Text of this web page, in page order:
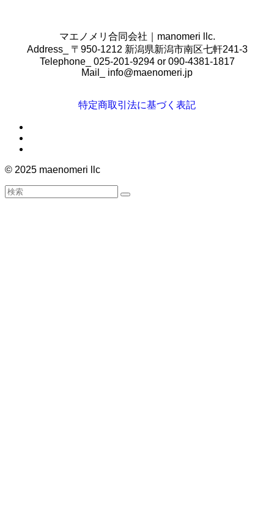
マエノメリ合同会社｜manomeri llc.
Address_ 〒950-1212 新潟県新潟市南区七軒241-3
Telephone_ 025-201-9294 or 090-4381-1817
Mail_ info@maenomeri.jp
特定商取引法に基づく表記
© 2025 maenomeri llc